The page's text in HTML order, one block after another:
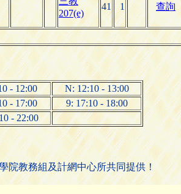
207(e)
41 1 查詢
- 12:00
N: 12:10 - 13:00
- 17:00
9: 17:10 - 18:00
- 22:00
院教務組及計網中心所共同提供！